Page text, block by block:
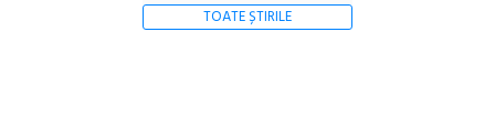
TOATE ȘTIRILE